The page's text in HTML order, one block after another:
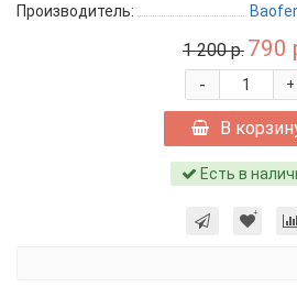
Производитель:
1 200 р. 790
+
-
В
Есть в